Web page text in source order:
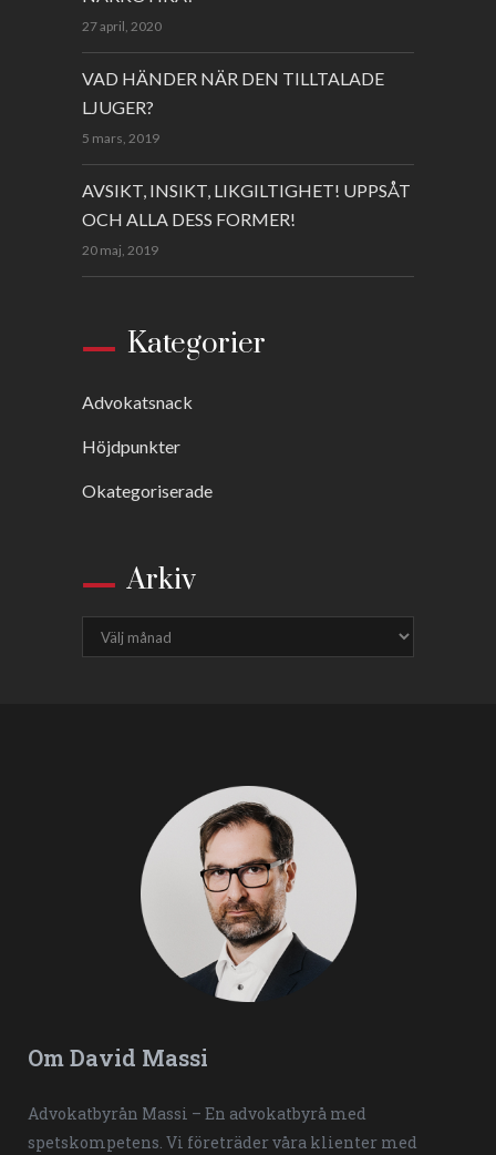
27 april, 2020
VAD HÄNDER NÄR DEN TILLTALADE
LJUGER?
5 mars, 2019
AVSIKT, INSIKT, LIKGILTIGHET! UPPSÅT
OCH ALLA DESS FORMER!
20 maj, 2019
Kategorier
Advokatsnack
Höjdpunkter
Okategoriserade
Arkiv
Om David Massi
Advokatbyrån Massi – En advokatbyrå med
spetskompetens. Vi företräder våra klienter med